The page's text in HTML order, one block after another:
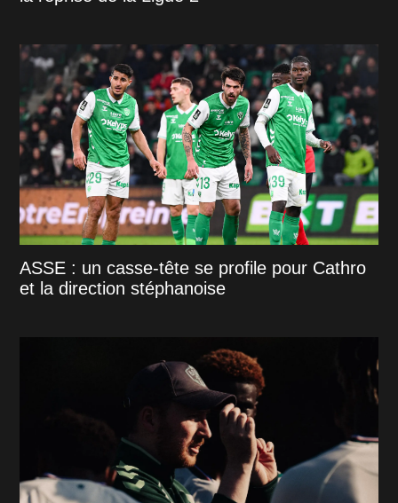
ASSE : un casse-tête se profile pour Cathro
et la direction stéphanoise